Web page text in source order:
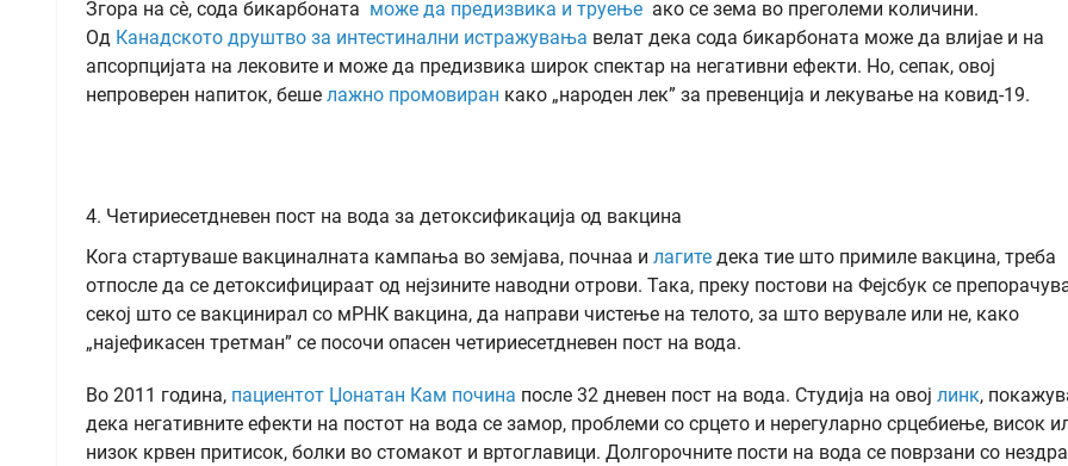
Згора на сè, сода бикарбоната може да предизвика и труење ако се зема во преголеми количини.
Од Канадското друштво за интестинални истражувања велат дека сода бикарбоната може да влијае и на
апсорпцијата на лековите и може да предизвика широк спектар на негативни ефекти. Но, сепак, овој
непроверен напиток, беше лажно промовиран како „народен лек” за превенција и лекување на ковид-19.
4. Четириесетдневен пост на вода за детоксификација од вакцина
Кога стартуваше вакциналната кампања во земјава, почнаа и лагите дека тие што примиле вакцина, треба
отпосле да се детоксифицираат од нејзините наводни отрови. Така, преку постови на Фејсбук се
секој што се вакцинирал со мРНК вакцина, да направи чистење на телото, за што верувале или не, како
„најефикасен третман” се посочи опасен четириесетдневен пост на вода.
Во 2011 година, пациентот Џонатан Кам почина после 32 дневен пост на вода. Студија на овој линк,
дека негативните ефекти на постот на вода се замор, проблеми со срцето и нерегуларно срцебиење, висок
низок крвен притисок, болки во стомакот и вртоглавици. Долгорочните пости на вода се поврзани со